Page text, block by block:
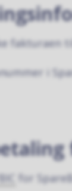
fakturaen
i
for